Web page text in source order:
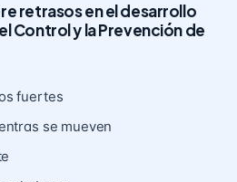
retrasos en el desarrollo
Control y la Prevención de
fuertes
se mueven